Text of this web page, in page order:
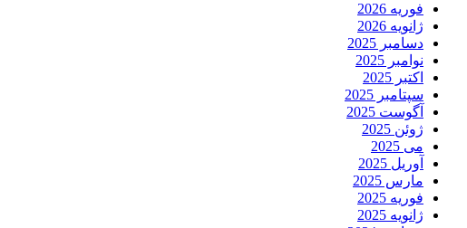
فوریه 2026
ژانویه 2026
دسامبر 2025
نوامبر 2025
اکتبر 2025
سپتامبر 2025
آگوست 2025
ژوئن 2025
می 2025
آوریل 2025
مارس 2025
فوریه 2025
ژانویه 2025